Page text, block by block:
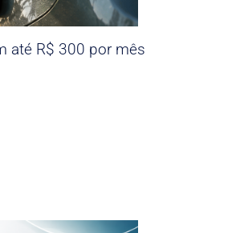
até R$ 300 por mês